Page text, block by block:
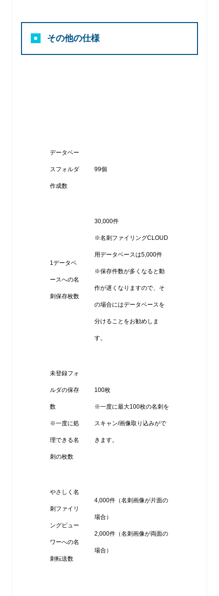
その他の仕様
データベー
スフォルダ
作成数
99個
1データベ
ースへの名
刺保存枚数
30,000件
※名刺ファイリングCLOUD
用データベースは5,000件
※保存件数が多くなると動
作が遅くなりますので、そ
の場合にはデータベースを
分けることをお勧めしま
す。
未登録フォ
ルダの保存
数
※一度に処
理できる名
刺の枚数
100枚
※一度に最大100枚の名刺を
スキャン/画像取り込みがで
きます。
やさしく名
刺ファイリ
ングビュー
ワーへの名
刺転送数
4,000件（名刺画像が片面の
場合）
2,000件（名刺画像が両面の
場合）